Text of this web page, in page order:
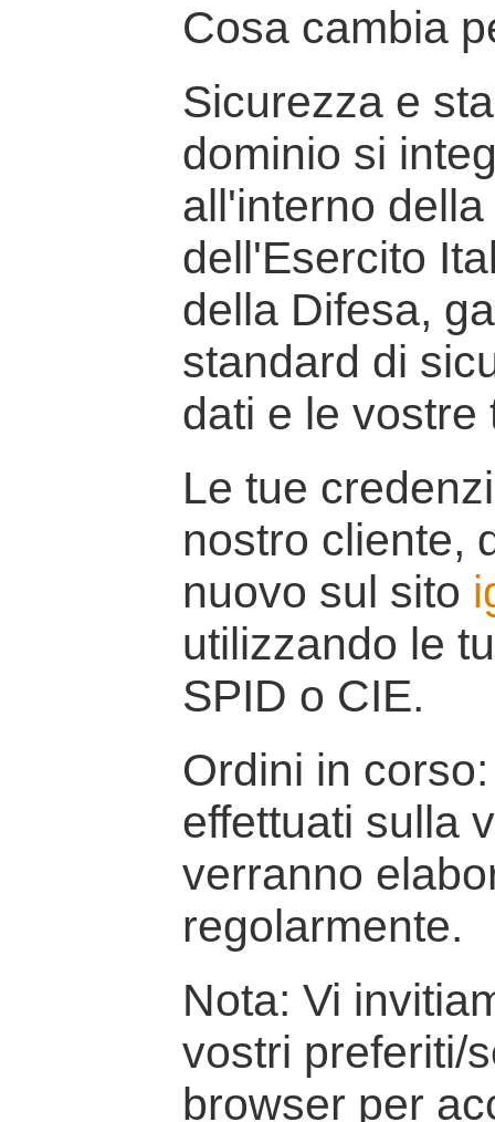
Cosa cambia
Sicurezza e
dominio si
all'interno
dell'Esercito
della Difesa,
standard di
dati e le vostre
Le tue
nostro cliente,
nuovo sul sito
utilizzando le
SPID o CIE.
Ordini in
effettuati sulla
verranno
regolarmente.
Nota: Vi
vostri preferiti/
browser per